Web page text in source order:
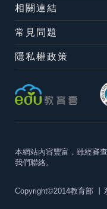
相關連結
常見問題
隱私權政策
本網站內容豐富，雖經審
我們聯絡。
Copyright©2014教育部